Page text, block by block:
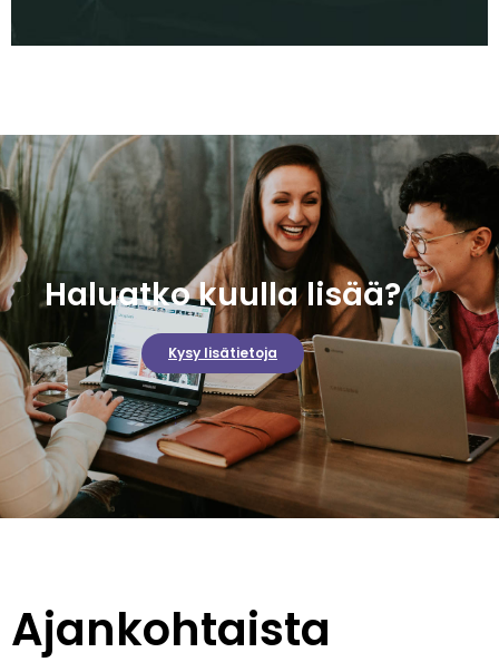
Haluatko kuulla lisää?
Kysy lisätietoja
Ajankohtaista